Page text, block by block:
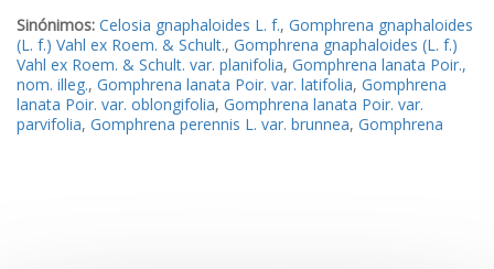
Sinónimos: Celosia gnaphaloides L. f., Gomphrena gnaphaloides
(L. f.) Vahl ex Roem. & Schult., Gomphrena gnaphaloides (L. f.)
Vahl ex Roem. & Schult. var. planifolia, Gomphrena lanata Poir.,
nom. illeg., Gomphrena lanata Poir. var. latifolia, Gomphrena
lanata Poir. var. oblongifolia, Gomphrena lanata Poir. var.
parvifolia, Gomphrena perennis L. var. brunnea, Gomphrena